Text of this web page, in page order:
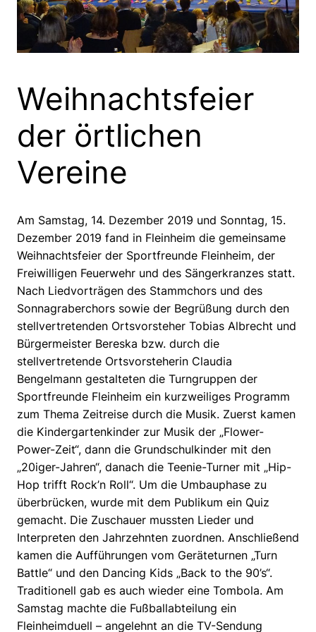
Weihnachtsfeier
der örtlichen
Vereine
Am Samstag, 14. Dezember 2019 und Sonntag, 15.
Dezember 2019 fand in Fleinheim die gemeinsame
Weihnachtsfeier der Sportfreunde Fleinheim, der
Freiwilligen Feuerwehr und des Sängerkranzes statt.
Nach Liedvorträgen des Stammchors und des
Sonnagraberchors sowie der Begrüßung durch den
stellvertretenden Ortsvorsteher Tobias Albrecht und
Bürgermeister Bereska bzw. durch die
stellvertretende Ortsvorsteherin Claudia
Bengelmann gestalteten die Turngruppen der
Sportfreunde Fleinheim ein kurzweiliges Programm
zum Thema Zeitreise durch die Musik. Zuerst kamen
die Kindergartenkinder zur Musik der „Flower-
Power-Zeit“, dann die Grundschulkinder mit den
„20iger-Jahren“, danach die Teenie-Turner mit „Hip-
Hop trifft Rock’n Roll“. Um die Umbauphase zu
überbrücken, wurde mit dem Publikum ein Quiz
gemacht. Die Zuschauer mussten Lieder und
Interpreten den Jahrzehnten zuordnen. Anschließend
kamen die Aufführungen vom Geräteturnen „Turn
Battle“ und den Dancing Kids „Back to the 90’s“.
Traditionell gab es auch wieder eine Tombola. Am
Samstag machte die Fußballabteilung ein
Fleinheimduell – angelehnt an die TV-Sendung